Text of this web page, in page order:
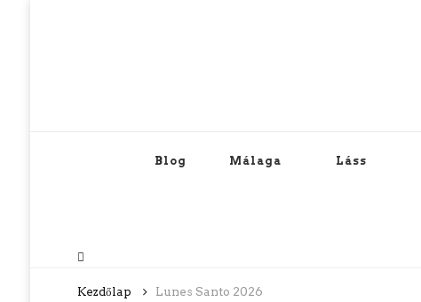
Blog Málaga Láss
Kezdőlap Lunes Santo 2026